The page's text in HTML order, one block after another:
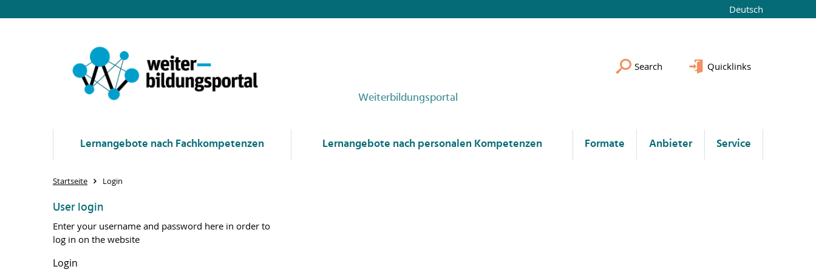
Deutsch
Weiterbildungsportal
Search Quicklinks
Lernangebote nach Fachkompetenzen Lernangebote nach personalen Kompetenzen Formate Anbieter Service
Startseite Login
User login
Enter your username and password here in order to
log in on the website
Login